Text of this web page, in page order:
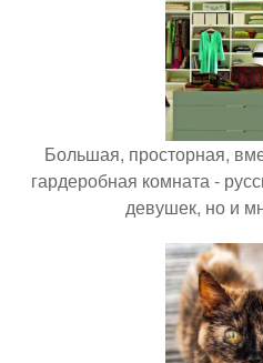
Большая, просторная,
гардеробная комната -
девушек, но и